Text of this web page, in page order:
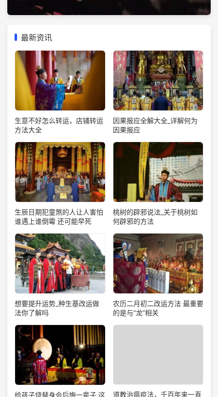
最新资讯
生意不好怎么转运，店铺转运
方法大全
因果报应全解大全_详解何为
因果报应
生辰日期犯童煞的人让人害怕
谁遇上谁倒霉 还可能早死
桃树的辟邪说法_关于桃树如
何辟邪的方法
想要提升运势_种生基改运做
法你了解吗
农历二月初二改运方法 最重要
的是与“龙”相关
给孩子烧替身会后悔一辈子 这 道教治瘟疫法，千百年来一直